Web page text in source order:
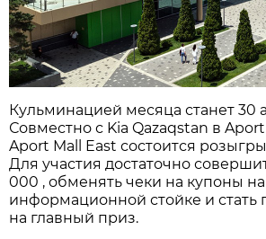
Кульминацией месяца станет 30
Совместно с Kia Qazaqstan в
Aport Mall East состоится
Для участия достаточно
000 , обменять чеки на купоны на
информационной стойке и стать
на главный приз.